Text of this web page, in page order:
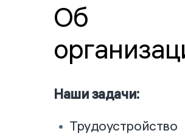
Об
Наши задачи:
Трудоустройство